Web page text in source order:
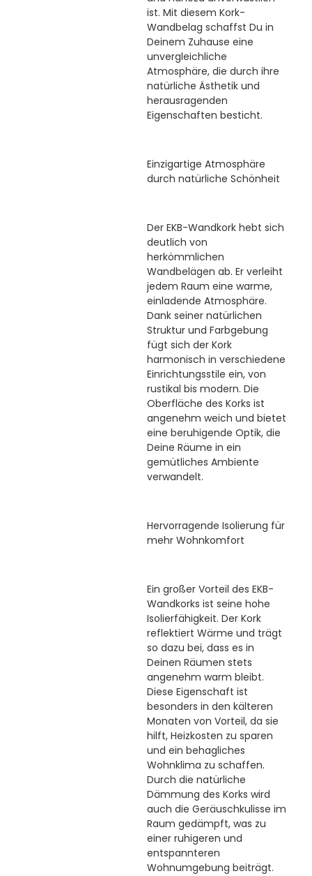
ist. Mit diesem Kork-
Wandbelag schaffst Du in
Deinem Zuhause eine
unvergleichliche
Atmosphäre, die durch ihre
natürliche Ästhetik und
herausragenden
Eigenschaften besticht.
Einzigartige Atmosphäre
durch natürliche Schönheit
Der EKB-Wandkork hebt sich
deutlich von
herkömmlichen
Wandbelägen ab. Er verleiht
jedem Raum eine warme,
einladende Atmosphäre.
Dank seiner natürlichen
Struktur und Farbgebung
fügt sich der Kork
harmonisch in verschiedene
Einrichtungsstile ein, von
rustikal bis modern. Die
Oberfläche des Korks ist
angenehm weich und bietet
eine beruhigende Optik, die
Deine Räume in ein
gemütliches Ambiente
verwandelt.
Hervorragende Isolierung für
mehr Wohnkomfort
Ein großer Vorteil des EKB-
Wandkorks ist seine hohe
Isolierfähigkeit. Der Kork
reflektiert Wärme und trägt
so dazu bei, dass es in
Deinen Räumen stets
angenehm warm bleibt.
Diese Eigenschaft ist
besonders in den kälteren
Monaten von Vorteil, da sie
hilft, Heizkosten zu sparen
und ein behagliches
Wohnklima zu schaffen.
Durch die natürliche
Dämmung des Korks wird
auch die Geräuschkulisse im
Raum gedämpft, was zu
einer ruhigeren und
entspannteren
Wohnumgebung beiträgt.